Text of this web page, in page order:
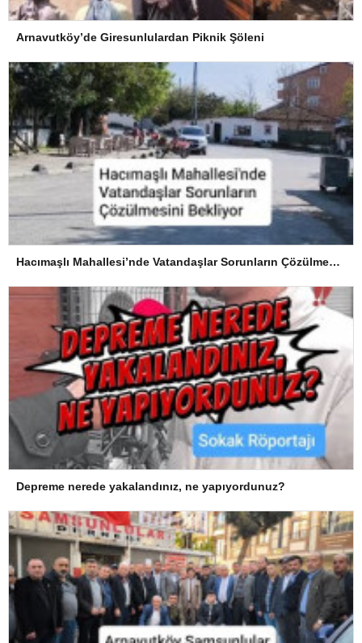
Arnavutköy’de Giresunlulardan Piknik Şöleni
Hacımaşlı Mahallesi’nde Vatandaşlar Sorunların Çözülmesini Bekliyor
Depreme nerede yakalandınız, ne yapıyordunuz?